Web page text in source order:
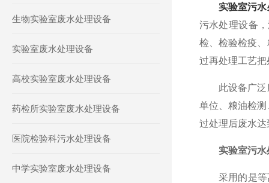
生物实验室废水处理设备
实验室废水处理设备
高校实验室废水处理设备
药检所实验室废水处理设备
医院检验科污水处理设备
中学实验室废水处理设备
实验室污
污水处理设备
检、检验检疫
过再处理工艺
此设备广泛应
单位、粮油检
过处理后废水
实验室污
采用的是等离